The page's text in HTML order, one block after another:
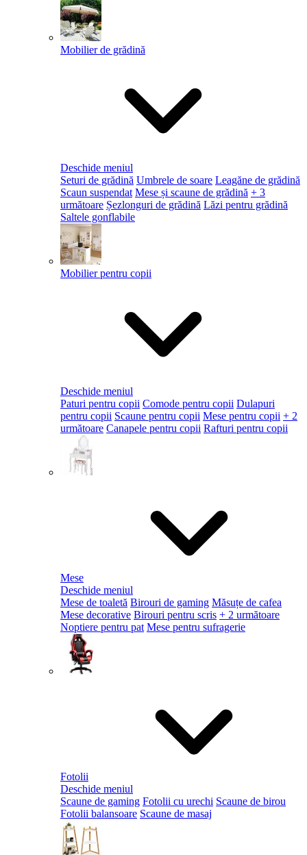
Mobilier de grădină
Deschide meniul
Seturi de grădină Umbrele de soare Leagăne de grădină
Scaun suspendat Mese și scaune de grădină + 3
următoare Șezlonguri de grădină Lăzi pentru grădină
Saltele gonflabile
Mobilier pentru copii
Deschide meniul
Paturi pentru copii Comode pentru copii Dulapuri
pentru copii Scaune pentru copii Mese pentru copii + 2
următoare Canapele pentru copii Rafturi pentru copii
Mese
Deschide meniul
Mese de toaletă Birouri de gaming Măsuțe de cafea
Mese decorative Birouri pentru scris + 2 următoare
Noptiere pentru pat Mese pentru sufragerie
Fotolii
Deschide meniul
Scaune de gaming Fotolii cu urechi Scaune de birou
Fotolii balansoare Scaune de masaj